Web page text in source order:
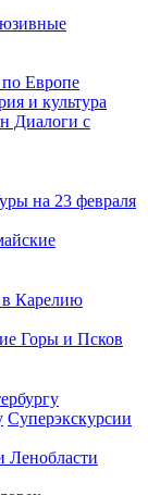
Европе
и культура
Диалоги с
на 23 февраля
Карелию
Горы и Псков
Суперэкскурсии
Ленобласти